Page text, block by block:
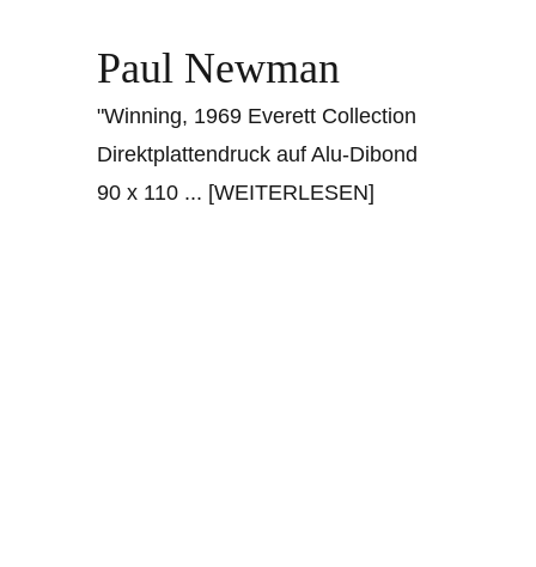
Paul Newman
"Winning, 1969 Everett Collection
Direktplattendruck auf Alu-Dibond
90 x 110 ... [WEITERLESEN]